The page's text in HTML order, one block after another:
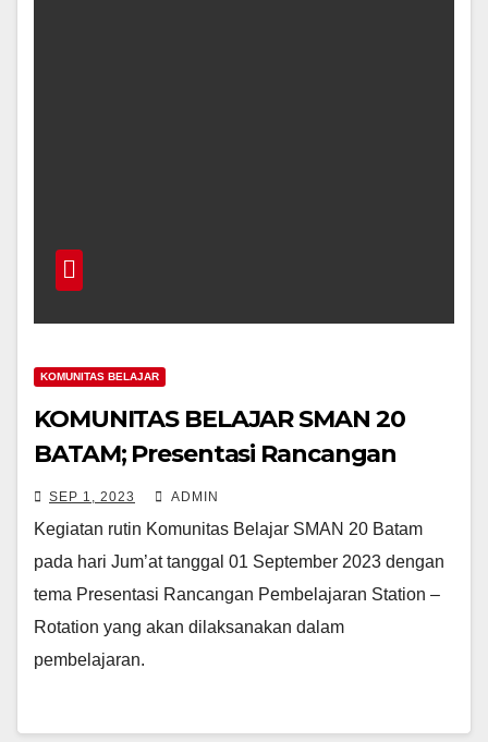
KOMUNITAS BELAJAR
KOMUNITAS BELAJAR SMAN 20
BATAM; Presentasi Rancangan
Pembelajaran Station – Rotation
SEP 1, 2023 ADMIN
Kegiatan rutin Komunitas Belajar SMAN 20 Batam
pada hari Jum’at tanggal 01 September 2023 dengan
tema Presentasi Rancangan Pembelajaran Station –
Rotation yang akan dilaksanakan dalam
pembelajaran.